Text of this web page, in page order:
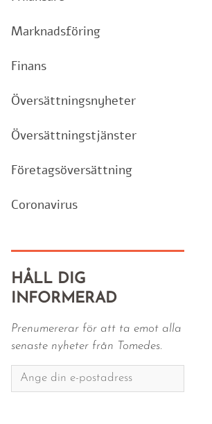
Marknadsföring
Finans
Översättningsnyheter
Översättningstjänster
Företagsöversättning
Coronavirus
HÅLL DIG
INFORMERAD
Prenumererar för att ta emot alla
senaste nyheter från Tomedes.